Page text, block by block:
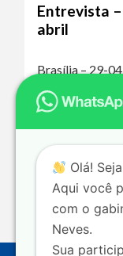
Entrevista –
abril
Brasília – 29-
PSDB – Fusão
entrevista A
nacionais
Leia mais >>
Olá!
Aqui você
com o
Neves.
Sua